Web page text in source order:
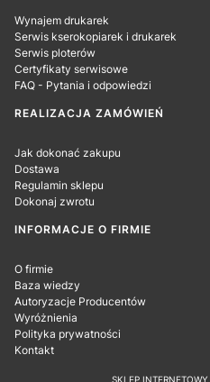
Wynajem drukarek
Serwis kserokopiarek i drukarek
Serwis ploterów
Certyfikaty serwisowe
FAQ - Pytania i odpowiedzi
REALIZACJA ZAMÓWIEŃ
Jak dokonać zakupu
Dostawa
Regulamin sklepu
Dokonaj zwrotu
INFORMACJE O FIRMIE
O firmie
Baza wiedzy
Autoryzacje Producentów
Wyróżnienia
Polityka prywatności
Kontakt
SKLEP INTERNETOWY